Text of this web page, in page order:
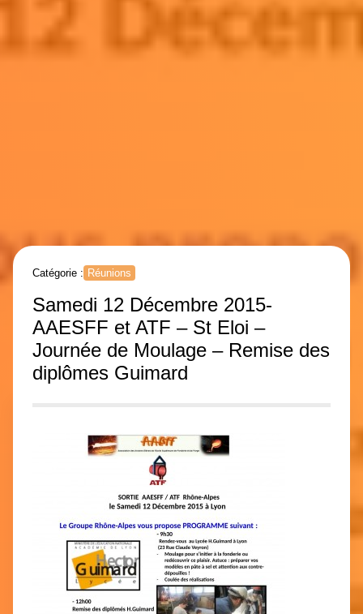
Catégorie : Réunions
Samedi 12 Décembre 2015-
AAESFF et ATF – St Eloi –
Journée de Moulage – Remise des
diplômes Guimard